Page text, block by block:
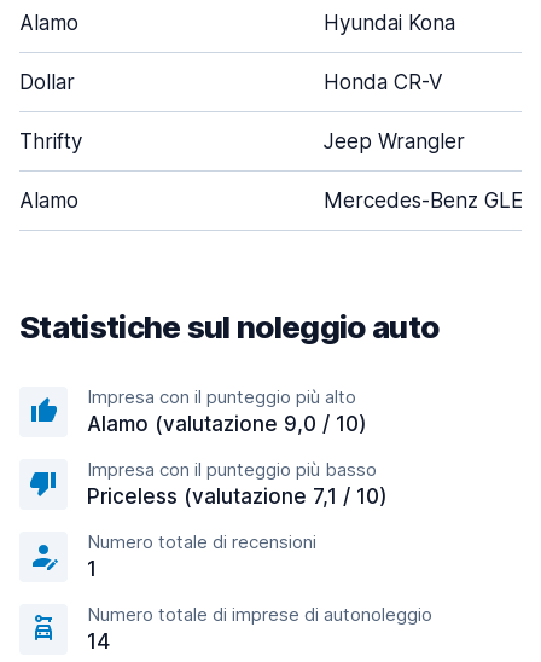
Alamo Hyundai Kona
Dollar Honda CR-V
Thrifty Jeep Wrangler
Alamo Mercedes-Benz GLE-
Statistiche sul noleggio auto
Impresa con il punteggio più alto
Alamo (valutazione 9,0 / 10)
Impresa con il punteggio più basso
Priceless (valutazione 7,1 / 10)
Numero totale di recensioni
1
Numero totale di imprese di autonoleggio
14